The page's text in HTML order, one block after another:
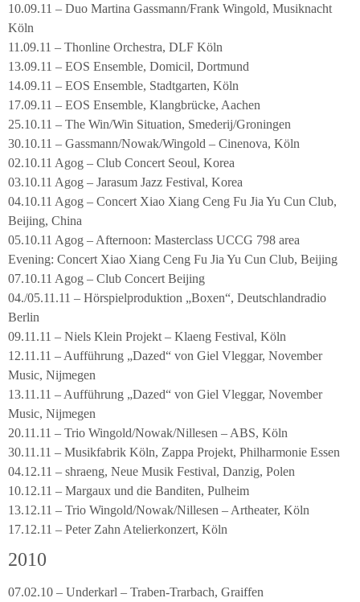
10.09.11 – Duo Martina Gassmann/Frank Wingold, Musiknacht
Köln
11.09.11 – Thonline Orchestra, DLF Köln
13.09.11 – EOS Ensemble, Domicil, Dortmund
14.09.11 – EOS Ensemble, Stadtgarten, Köln
17.09.11 – EOS Ensemble, Klangbrücke, Aachen
25.10.11 – The Win/Win Situation, Smederij/Groningen
30.10.11 – Gassmann/Nowak/Wingold – Cinenova, Köln
02.10.11 Agog – Club Concert Seoul, Korea
03.10.11 Agog – Jarasum Jazz Festival, Korea
04.10.11 Agog – Concert Xiao Xiang Ceng Fu Jia Yu Cun Club,
Beijing, China
05.10.11 Agog – Afternoon: Masterclass UCCG 798 area
Evening: Concert Xiao Xiang Ceng Fu Jia Yu Cun Club, Beijing
07.10.11 Agog – Club Concert Beijing
04./05.11.11 – Hörspielproduktion „Boxen“, Deutschlandradio
Berlin
09.11.11 – Niels Klein Projekt – Klaeng Festival, Köln
12.11.11 – Aufführung „Dazed“ von Giel Vleggar, November
Music, Nijmegen
13.11.11 – Aufführung „Dazed“ von Giel Vleggar, November
Music, Nijmegen
20.11.11 – Trio Wingold/Nowak/Nillesen – ABS, Köln
30.11.11 – Musikfabrik Köln, Zappa Projekt, Philharmonie Essen
04.12.11 – shraeng, Neue Musik Festival, Danzig, Polen
10.12.11 – Margaux und die Banditen, Pulheim
13.12.11 – Trio Wingold/Nowak/Nillesen – Artheater, Köln
17.12.11 – Peter Zahn Atelierkonzert, Köln
2010
07.02.10 – Underkarl – Traben-Trarbach, Graiffen